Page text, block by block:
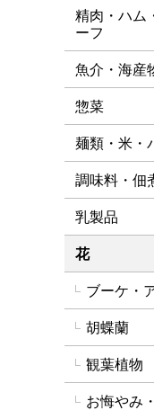
精肉・ハム
ーフ
魚介・海産
惣菜
麺類・米・
調味料・佃
乳製品
花
ブーケ・
胡蝶蘭
観葉植物
お悔やみ